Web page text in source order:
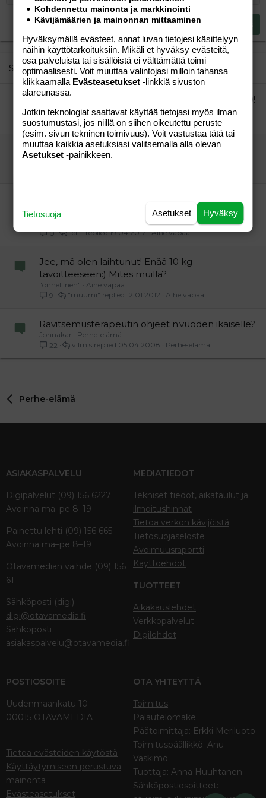
15
22
26
Georgia
Times New Roman
Trebuchet MS
Verdana
Justify text
Heading 2
Heading 3 Lähetä vastaus
Similar threads
Kroppa (biksu)kuntoon viimeistään kesälle 2010!
Lania Perhe-elämä
8
Perhe-elämä
13.08.2009
Mä Kans
Niska-hartia seutu
Nanna2
Perhe-elämä
laihdutusvalmistetta? Tepsiikö?
0
Aihe vapaa
19.04.2012
"elli"
Jee, mä olen laihtunut! Enää 10 kg
tavoitteeseen:) Mites muilla?
"onnellinen"
Aihe vapaa
9
Aihe vapaa
12.01.2012
"muumi"
Ravitsemusterapeutin ohjeet n.vuoden ikäiselle?
Jonnakar
Perhe-elämä
22
Perhe-elämä
05.04.2008
vilmis
Perhe-elämä
ASIAKASPALVELU
Digipalvelut (09) 156 6227
Avoinna ma–pe 8–19
Painettu lehti (09) 156 665
Avoinna ma–pe 8–19
Otavamedian vaihde (09) 156
61
Sähköposti (digi)
digi@otavamedia.fi
Sähköposti
asiakaspalvelu@otavamedia.fi
MEDIATIEDOT
Tekniset tiedot, aikataulut ja
ilmoitushinnat
Tietoa verkon kävijöistä
Tietosuojaseloste
Avoimuusraportti
Käyttöehdot
TUOTTEET
Aikakauslehdet
Verkkopalvelut
Digilehdet
POSTIOSOITE
Uudenmaankatu 10
00015 OTAVAMEDIA
Tietoa evästeiden käytöstä
Käyttäytymiseen perustuva
mainonta
Evästeasetukset
OTA YHTEYTTÄ
Toimitus
Palautelomake
Päätoimittaja: Erkki Meriluoto
Toimituspäällikkö: Anu
Vaskimo
Tuottaja: Anna Huuhtanen
Sähköpostiosoitteet:
Kohdennettu mainonta ja markkinointi
Kävijämäärien ja mainonnan mittaaminen
Hyväksymällä evästeet, annat luvan tietojesi käsittelyyn
näihin käyttötarkoituksiin. Mikäli et hyväksy evästeitä,
osa palveluista tai sisällöistä ei välttämättä toimi
optimaalisesti. Voit muuttaa valintojasi milloin tahansa
klikkaamalla Evästeasetukset -linkkiä sivuston
alareunassa.
Jotkin teknologiat saattavat käyttää tietojasi myös ilman
suostumustasi, jos niillä on siihen oikeutettu peruste
(esim. sivun tekninen toimivuus). Voit vastustaa tätä tai
muuttaa kaikkia asetuksiasi valitsemalla alla olevan
Asetukset -painikkeen.
Hyväksy
Asetukset
Tietosuoja